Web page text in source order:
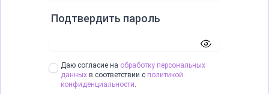
Подтвердить пароль
Даю согласие на обработку персональных
данных в соответствии с политикой
конфиденциальности.